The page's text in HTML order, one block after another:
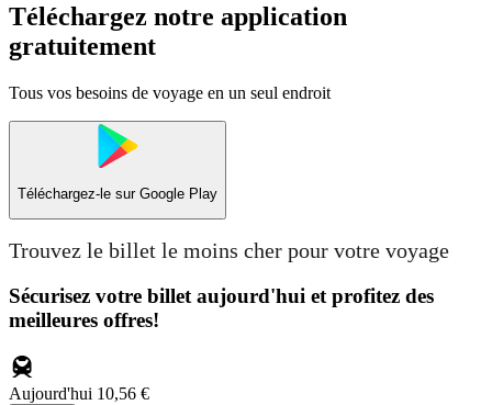
Téléchargez notre application
gratuitement
Tous vos besoins de voyage en un seul endroit
Téléchargez-le sur Google Play
Trouvez le billet le moins cher pour votre voyage
Sécurisez votre billet aujourd'hui et profitez des
meilleures offres!
Aujourd'hui 10,56 €